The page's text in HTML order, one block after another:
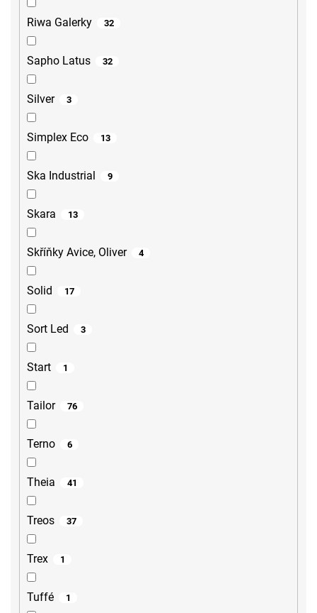
Riwa Galerky 32
Sapho Latus 32
Silver 3
Simplex Eco 13
Ska Industrial 9
Skara 13
Skříňky Avice, Oliver 4
Solid 17
Sort Led 3
Start 1
Tailor 76
Terno 6
Theia 41
Treos 37
Trex 1
Tuffé 1